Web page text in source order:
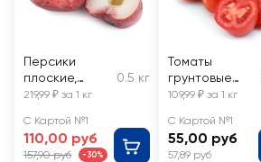
Персики
плоские,
весовые
0.5 кг
219,99 ₽ за 1 кг
С Картой №1
110,00 руб
157,90 руб -30%
Томаты
грунтовые
сливовидные,
109,99 ₽ за 1 кг
С Картой №1
55,00 руб
57,89 руб